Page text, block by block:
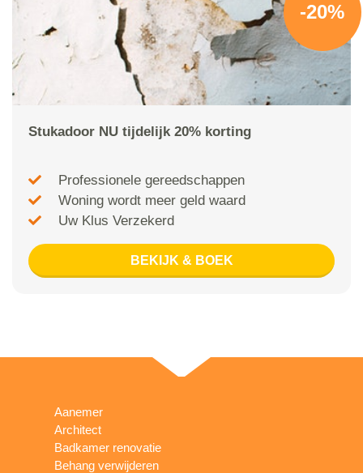
-20%
Stukadoor NU tijdelijk 20% korting
Professionele gereedschappen
Woning wordt meer geld waard
Uw Klus Verzekerd
BEKIJK & BOEK
Aanemer
Architect
Badkamer renovatie
Behang verwijderen